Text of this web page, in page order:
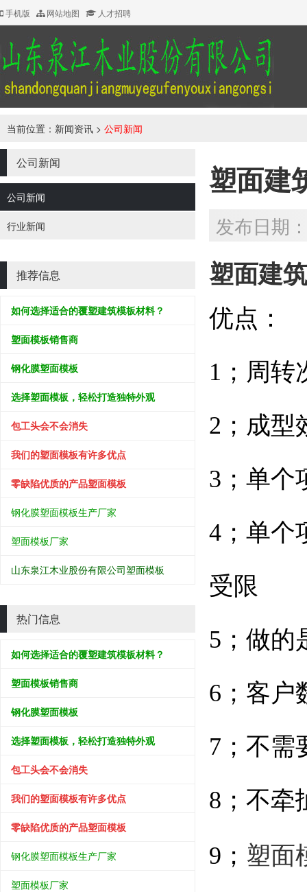
手机版 网站地图 人才招聘
当前位置： 新闻资讯 > 公司新闻
公司新闻
公司新闻
行业新闻
推荐信息
如何选择适合的覆塑建筑模板材料？
塑面模板销售商
钢化膜塑面模板
选择塑面模板，轻松打造独特外观
包工头会不会消失
我们的塑面模板有许多优点
零缺陷优质的产品塑面模板
钢化膜塑面模板生产厂家
塑面模板厂家
山东泉江木业股份有限公司塑面模板
热门信息
如何选择适合的覆塑建筑模板材料？
塑面模板销售商
钢化膜塑面模板
选择塑面模板，轻松打造独特外观
包工头会不会消失
我们的塑面模板有许多优点
零缺陷优质的产品塑面模板
钢化膜塑面模板生产厂家
塑面模板厂家
塑面建
发布日期
塑面建
优点：
1；周转
2；成型
3；单个
4；单个
受限
5；做的
6；客户
7；不需
8；不牵
9； 塑面